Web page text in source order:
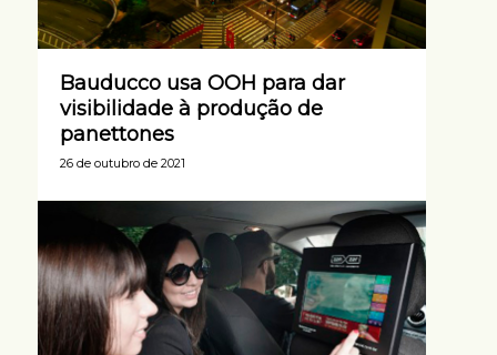
Bauducco usa OOH para dar
visibilidade à produção de
panettones
26 de outubro de 2021